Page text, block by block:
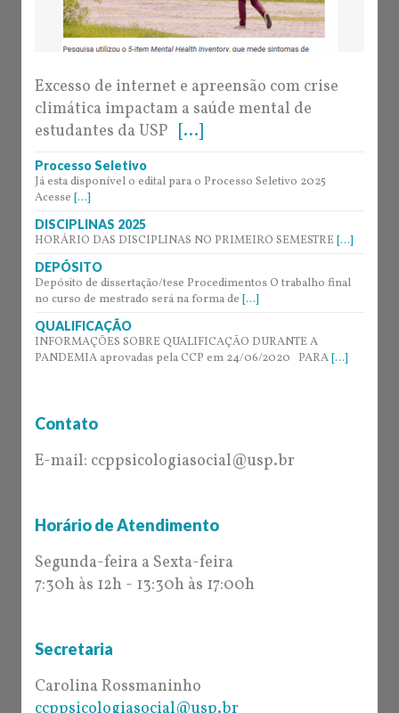
Excesso de internet e apreensão com crise
climática impactam a saúde mental de
estudantes da USP [...]
Processo Seletivo
Já esta disponível o edital para o Processo Seletivo 2025
Acesse [...]
DISCIPLINAS 2025
HORÁRIO DAS DISCIPLINAS NO PRIMEIRO SEMESTRE [...]
DEPÓSITO
Depósito de dissertação/tese Procedimentos O trabalho final
no curso de mestrado será na forma de [...]
QUALIFICAÇÃO
INFORMAÇÕES SOBRE QUALIFICAÇÃO DURANTE A
PANDEMIA aprovadas pela CCP em 24/06/2020 PARA[...]
Contato
E-mail: ccppsicologiasocial@usp.br
Horário de Atendimento
Segunda-feira a Sexta-feira
7:30h às 12h - 13:30h às 17:00h
Secretaria
Carolina Rossmaninho